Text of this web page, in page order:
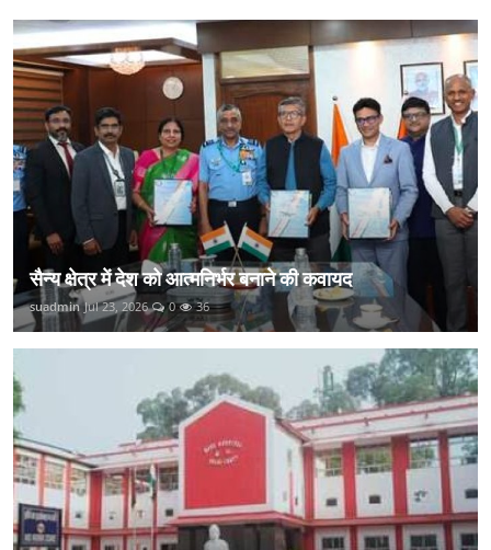
सैन्य क्षेत्र में देश को आत्मनिर्भर बनाने की कवायद
suadmin Jul 23, 2026 0 36